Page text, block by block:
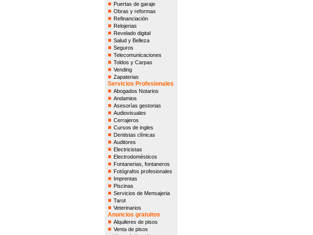
Puertas de garaje
Obras y reformas
Refinanciación
Relojerias
Revelado digital
Salud y Belleza
Seguros
Telecomunicaciones
Toldos y Carpas
Vending
Zapaterias
Servicios Profesionales
Abogados Notarios
Andamios
Asesorías gestorias
Audiovisuales
Cerrajeros
Cursos de ingles
Dentistas clínicas
Auditores
Electricistas
Electrodomésticos
Fontanerias, fontaneros
Fotógrafos profesionales
Imprentas
Piscinas
Servicios de Mensajeria
Tarot
Veterinarios
Anuncios gratuitos
Alquileres de pisos
Venta de pisos